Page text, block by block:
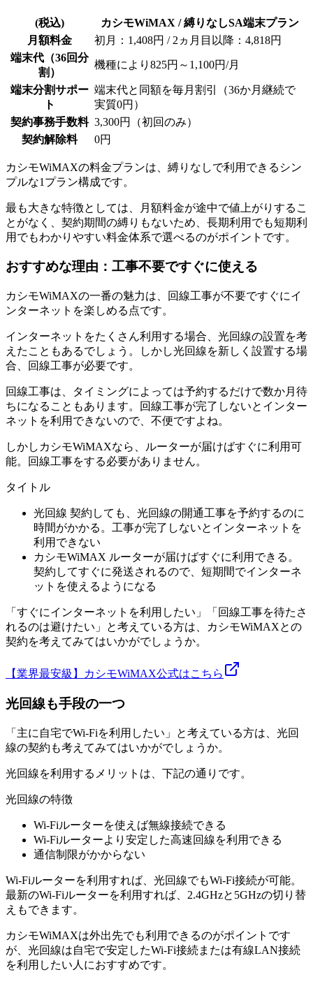
(税込)
カシモWiMAX / 縛りなしSA端末プラン
月額料金
初月：1,408円 / 2ヵ月目以降：4,818円
端末代（36回分
割）
機種により825円～1,100円/月
端末分割サポー
ト
端末代と同額を毎月割引（36か月継続で
実質0円）
契約事務手数料 3,300円（初回のみ）
契約解除料
0円
カシモWiMAXの料金プランは、縛りなしで利用できるシン
プルな1プラン構成です。
最も大きな特徴としては、月額料金が途中で値上がりするこ
とがなく、契約期間の縛りもないため、長期利用でも短期利
用でもわかりやすい料金体系で選べるのがポイントです。
おすすめな理由：工事不要ですぐに使える
カシモWiMAXの一番の魅力は、回線工事が不要ですぐにイ
ンターネットを楽しめる点です。
インターネットをたくさん利用する場合、光回線の設置を考
えたこともあるでしょう。しかし光回線を新しく設置する場
合、回線工事が必要です。
回線工事は、タイミングによっては予約するだけで数か月待
ちになることもあります。回線工事が完了しないとインター
ネットを利用できないので、不便ですよね。
しかしカシモWiMAXなら、ルーターが届けばすぐに利用可
能。回線工事をする必要がありません。
タイトル
光回線 契約しても、光回線の開通工事を予約するのに
時間がかかる。工事が完了しないとインターネットを
利用できない
カシモWiMAX ルーターが届けばすぐに利用できる。
契約してすぐに発送されるので、短期間でインターネ
ットを使えるようになる
「すぐにインターネットを利用したい」「回線工事を待たさ
れるのは避けたい」と考えている方は、カシモWiMAXとの
契約を考えてみてはいかがでしょうか。
【業界最安級】カシモWiMAX公式はこちら
光回線も手段の一つ
「主に自宅でWi-Fiを利用したい」と考えている方は、光回
線の契約も考えてみてはいかがでしょうか。
光回線を利用するメリットは、下記の通りです。
光回線の特徴
Wi-Fiルーターを使えば無線接続できる
Wi-Fiルーターより安定した高速回線を利用できる
通信制限がかからない
Wi-Fiルーターを利用すれば、光回線でもWi-Fi接続が可能。
最新のWi-Fiルーターを利用すれば、2.4GHzと5GHzの切り替
えもできます。
カシモWiMAXは外出先でも利用できるのがポイントです
が、光回線は自宅で安定したWi-Fi接続または有線LAN接続
を利用したい人におすすめです。